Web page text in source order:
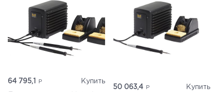
64 795,1 Купить
50 063,4 Купить